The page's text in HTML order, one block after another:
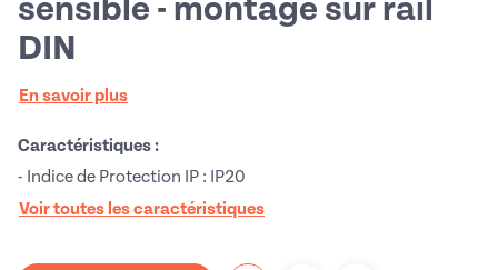
sensible - montage sur rail
DIN
En savoir plus
Caractéristiques :
- Indice de Protection IP : IP20
Voir toutes les caractéristiques